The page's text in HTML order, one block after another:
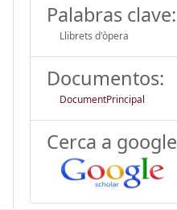
Palabras clave:
Llibrets d'òpera
Documentos:
DocumentPrincipal
Cerca a google